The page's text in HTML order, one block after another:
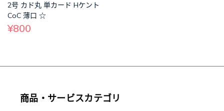
2号 カド丸 単カード Hケント
CoC 薄口 ☆
¥800
商品・サービスカテゴリ